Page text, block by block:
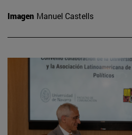
Imagen Manuel Castells